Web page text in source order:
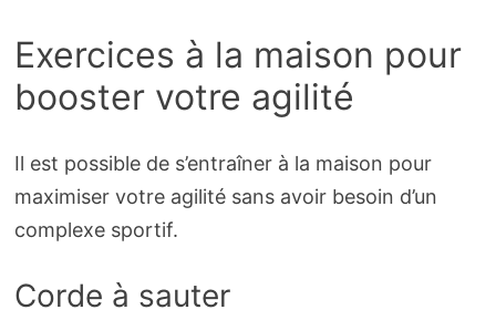
Exercices à la maison pour
booster votre agilité
Il est possible de s’entraîner à la maison pour
maximiser votre agilité sans avoir besoin d’un
complexe sportif.
Corde à sauter